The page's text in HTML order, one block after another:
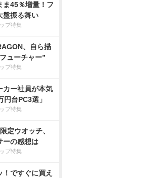
ま45％増量！フ
盤振る舞い
プ特集
、自ら描
ューチャー”
プ特集
カー社員が本気
台PC3選」
プ特集
定ウオッチ、
ーの感想は
プ特集
！ですぐに買え